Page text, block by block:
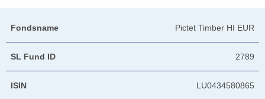
Fondsname Pictet Timber HI EUR
SL Fund ID 2789
ISIN LU0434580865